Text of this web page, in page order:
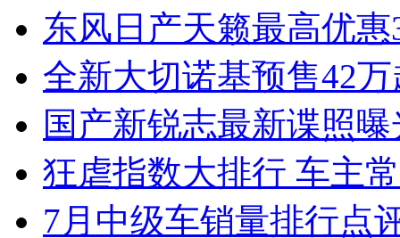
东风日产天籁最高优
全新大切诺基预售42
国产新锐志最新谍照
狂虐指数大排行 车主
7月中级车销量排行点